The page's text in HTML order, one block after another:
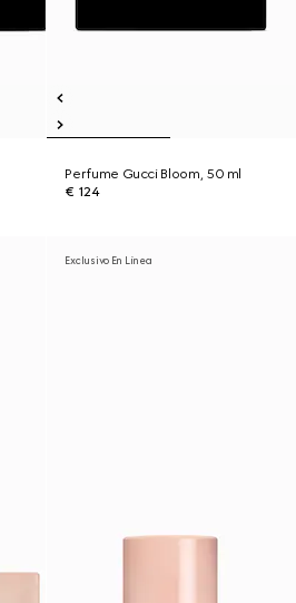
Perfume Gucci Bloom, 50 ml
€ 124
Exclusivo En Línea